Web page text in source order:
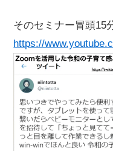
そのセミナー冒頭15
https://